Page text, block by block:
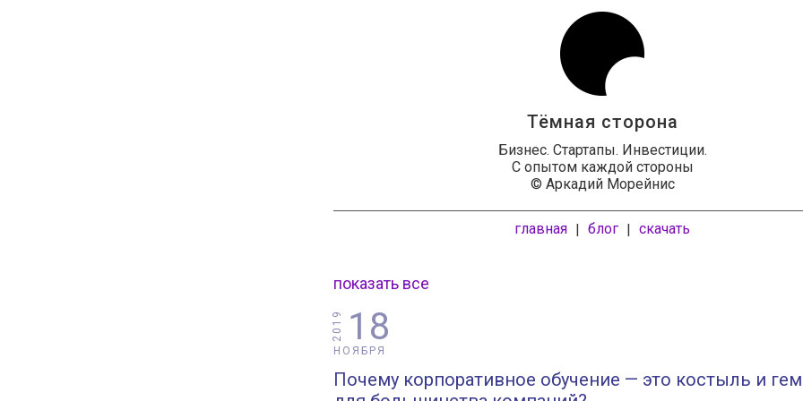
Тёмная сторона
Бизнес. Стартапы. Инвестиции.
С опытом каждой стороны
© Аркадий Морейнис
главная | блог | скачать
показать все
18
НОЯБРЯ
2019
Почему корпоративное обучение — это костыль и